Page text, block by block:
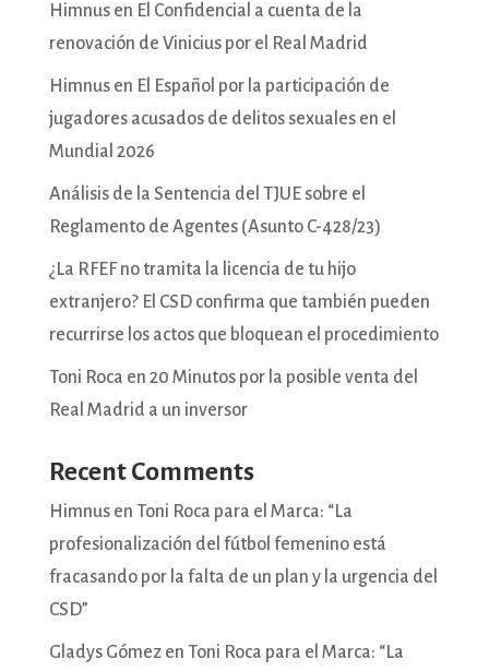
Himnus en El Confidencial a cuenta de la
renovación de Vinicius por el Real Madrid
Himnus en El Español por la participación de
jugadores acusados de delitos sexuales en el
Mundial 2026
Análisis de la Sentencia del TJUE sobre el
Reglamento de Agentes (Asunto C-428/23)
¿La RFEF no tramita la licencia de tu hijo
extranjero? El CSD confirma que también pueden
recurrirse los actos que bloquean el procedimiento
Toni Roca en 20 Minutos por la posible venta del
Real Madrid a un inversor
Recent Comments
Himnusen Toni Roca para el Marca: “La
profesionalización del fútbol femenino está
fracasando por la falta de un plan y la urgencia del
CSD”
Gladys Gómezen Toni Roca para el Marca: “La